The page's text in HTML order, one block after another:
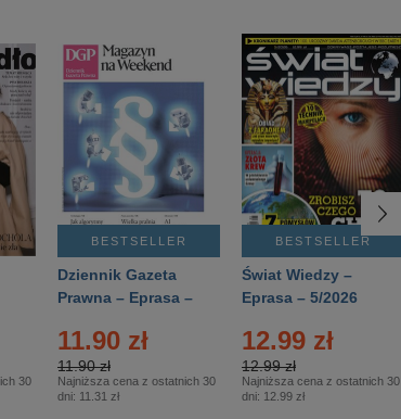
30
BESTSELLER
Dziennik Gazeta
Prawna – Eprasa –
11.90 zł
11.90 zł
Najniższa cena z ostatnich 30
dni: 11.31 zł
BESTSELLER
Świat Wiedzy –
Eprasa – 5/2026
12.99 zł
12.99 zł
Najniższa cena z ostatnich 30
dni: 12.99 zł